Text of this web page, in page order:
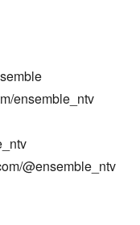
ensemble_ntv
@ensemble_ntv